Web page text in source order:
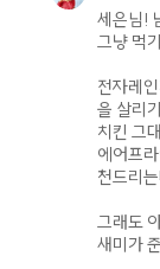
세은님!
그냥 먹
전자레
을 살리
치킨 그
에어프
천드리
그래도
새미가